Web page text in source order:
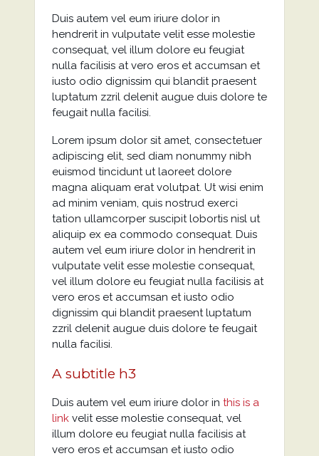
Duis autem vel eum iriure dolor in
hendrerit in vulputate velit esse molestie
consequat, vel illum dolore eu feugiat
nulla facilisis at vero eros et accumsan et
iusto odio dignissim qui blandit praesent
luptatum zzril delenit augue duis dolore te
feugait nulla facilisi.
Lorem ipsum dolor sit amet, consectetuer
adipiscing elit, sed diam nonummy nibh
euismod tincidunt ut laoreet dolore
magna aliquam erat volutpat. Ut wisi enim
ad minim veniam, quis nostrud exerci
tation ullamcorper suscipit lobortis nisl ut
aliquip ex ea commodo consequat. Duis
autem vel eum iriure dolor in hendrerit in
vulputate velit esse molestie consequat,
vel illum dolore eu feugiat nulla facilisis at
vero eros et accumsan et iusto odio
dignissim qui blandit praesent luptatum
zzril delenit augue duis dolore te feugait
nulla facilisi.
A subtitle h3
Duis autem vel eum iriure dolor in this is a
linkvelit esse molestie consequat, vel
illum dolore eu feugiat nulla facilisis at
vero eros et accumsan et iusto odio